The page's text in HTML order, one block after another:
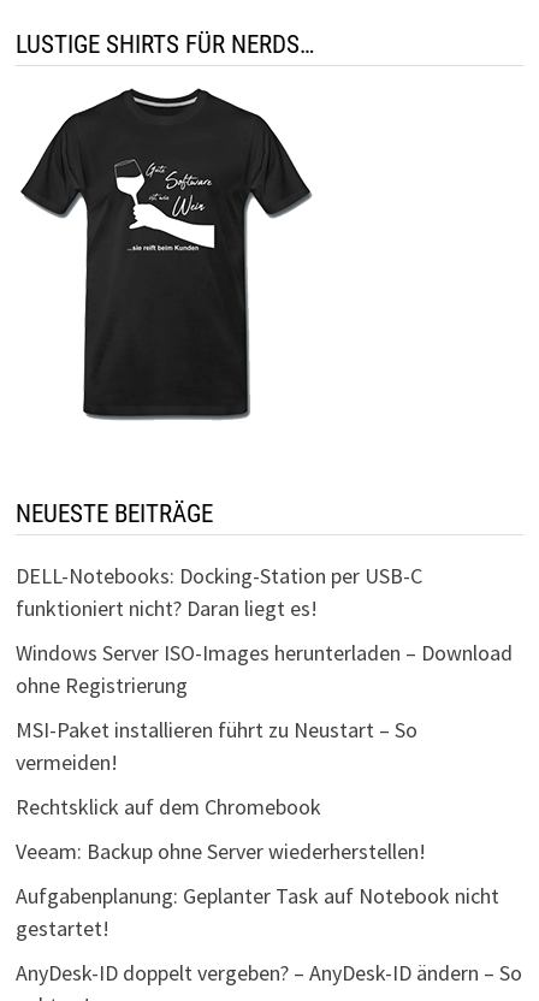
LUSTIGE SHIRTS FÜR NERDS…
NEUESTE BEITRÄGE
DELL-Notebooks: Docking-Station per USB-C
funktioniert nicht? Daran liegt es!
Windows Server ISO-Images herunterladen – Download
ohne Registrierung
MSI-Paket installieren führt zu Neustart – So
vermeiden!
Rechtsklick auf dem Chromebook
Veeam: Backup ohne Server wiederherstellen!
Aufgabenplanung: Geplanter Task auf Notebook nicht
gestartet!
AnyDesk-ID doppelt vergeben? – AnyDesk-ID ändern – So